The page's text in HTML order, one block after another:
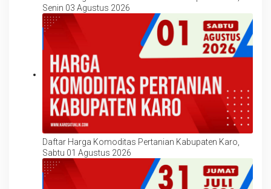
Senin 03 Agustus 2026
Daftar Harga Komoditas Pertanian Kabupaten Karo,
Sabtu 01 Agustus 2026